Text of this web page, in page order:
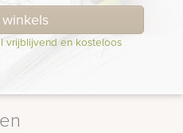
vrijblijvend en kosteloos